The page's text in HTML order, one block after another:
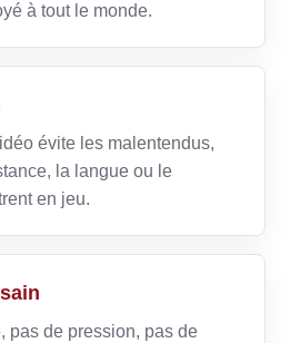
à tout le monde.
évite les malentendus,
la langue ou le
en jeu.
pas de pression, pas de